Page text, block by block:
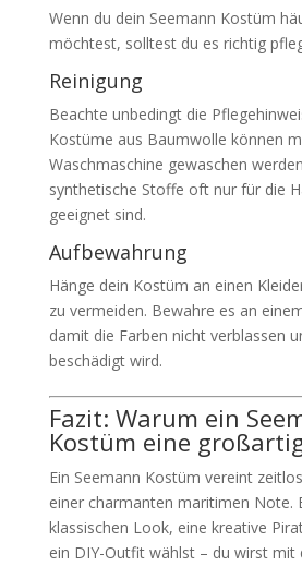
Wenn du dein Seemann Kostüm
möchtest, solltest du es richtig
Reinigung
Beachte unbedingt die
Kostüme aus Baumwolle können
Waschmaschine gewaschen
synthetische Stoffe oft nur für die
geeignet sind.
Aufbewahrung
Hänge dein Kostüm an einen
zu vermeiden. Bewahre es an
damit die Farben nicht verblassen
beschädigt wird.
Fazit: Warum ein
Kostüm eine
Ein Seemann Kostüm vereint
einer charmanten maritimen Note.
klassischen Look, eine kreative
ein DIY-Outfit wählst – du wirst mit